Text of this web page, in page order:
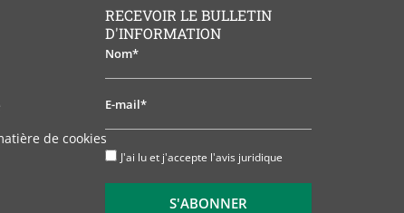
de cookies
RECEVOIR LE BULLETIN
D'INFORMATION
Nom*
E-
J'ai
et
J'ai lu et j'accepte l'avis juridique
S'ABONNER